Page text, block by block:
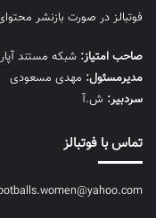
فوتبالز در صورت بازنشر
صاحب امتیاز: شبکه مستند
مديرمسئول: مهدی مسعودی
سردبیر: ش.آ
تماس با فوتبالز